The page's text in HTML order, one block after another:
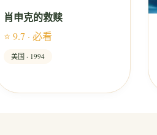
肖申克的救赎
⭐ 9.7 · 必看
美国 · 1994